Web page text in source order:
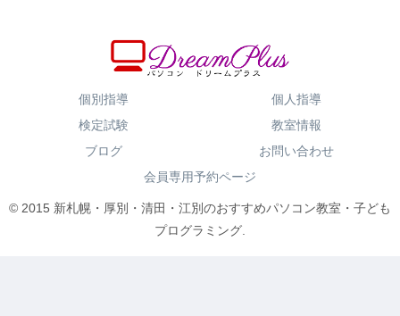
個別指導
個人指導
検定試験
教室情報
ブログ
お問い合わせ
会員専用予約ページ
© 2015 新札幌・厚別・清田・江別のおすすめパソコン教室・子ども
プログラミング.